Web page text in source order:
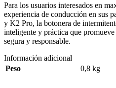
Para los usuarios interesados en
experiencia de conducción en sus
y K2 Pro, la botonera de
inteligente y práctica que
segura y responsable.
Información adicional
Peso
0,8 kg